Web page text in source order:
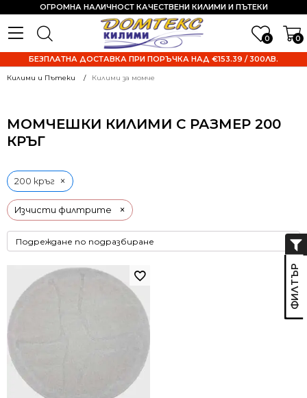
0 0
ОГРОМНА НАЛИЧНОСТ КАЧЕСТВЕНИ КИЛИМИ И ПЪТЕКИ
БЕЗПЛАТНА ДОСТАВКА ПРИ ПОРЪЧКА НАД €153.39 / 300ЛВ.
Килими и Пътеки Килими за момче
МОМЧЕШКИ КИЛИМИ С РАЗМЕР 200
КРЪГ
Изчисти филтрите ×
200 кръг ×